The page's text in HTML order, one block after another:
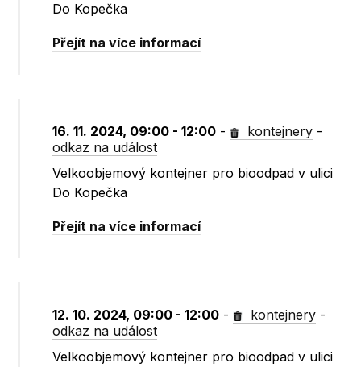
Do Kopečka
Přejít na více informací
16. 11. 2024, 09:00 - 12:00 - kontejnery -
odkaz na událost
Velkoobjemový kontejner pro bioodpad v ulici
Do Kopečka
Přejít na více informací
12. 10. 2024, 09:00 - 12:00 - kontejnery -
odkaz na událost
Velkoobjemový kontejner pro bioodpad v ulici